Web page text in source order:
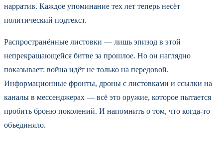
нарратив. Каждое упоминание тех лет теперь несёт
политический подтекст.
Распространённые листовки — лишь эпизод в этой
непрекращающейся битве за прошлое. Но он наглядно
показывает: война идёт не только на передовой.
Информационные фронты, дроны с листовками и ссылки на
каналы в мессенджерах — всё это оружие, которое пытается
пробить броню поколений. И напомнить о том, что когда-то
объединяло.